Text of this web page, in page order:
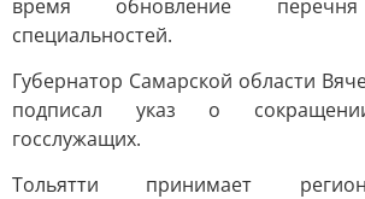
время обновление перечня
специальностей.
Губернатор Самарской области
подписал указ о
госслужащих.
Тольятти принимает